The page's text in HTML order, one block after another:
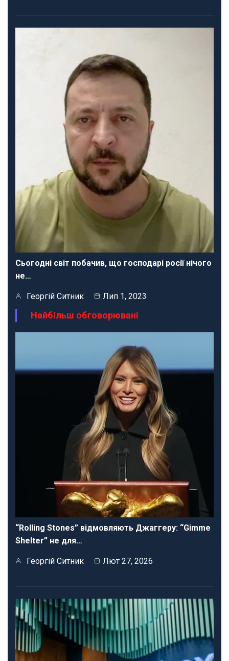
Сьогодні світ побачив, що господарі росії нічого
не…
Георгій Ситник Лип 1, 2023
Найбільш обговорювані
“Rolling Stones” відмовляють Джаггеру: “Gimme
Shelter” не для…
Георгій Ситник Лют 27, 2026